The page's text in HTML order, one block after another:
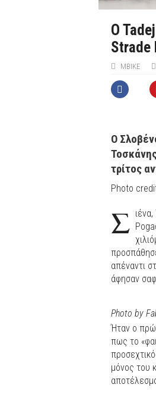
O
Strade
ΜΒIKE
Ο
τρίτος
Photo
Σ
απέναντι
άφησαν
Photo by
Ήταν ο
πως το
μόνος του